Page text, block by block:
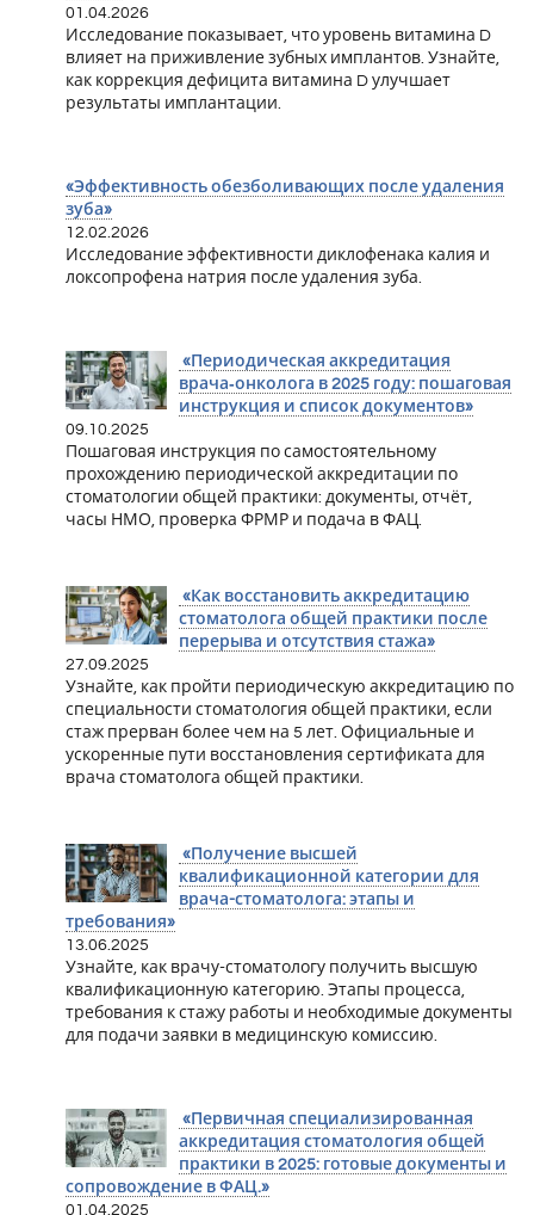
01.04.2026
Исследование показывает, что уровень витамина D
влияет на приживление зубных имплантов. Узнайте,
как коррекция дефицита витамина D улучшает
результаты имплантации.
«Эффективность обезболивающих после удаления
зуба»
12.02.2026
Исследование эффективности диклофенака калия и
локсопрофена натрия после удаления зуба.
«Периодическая аккредитация
врача‑онколога в 2025 году: пошаговая
инструкция и список документов»
09.10.2025
Пошаговая инструкция по самостоятельному
прохождению периодической аккредитации по
стоматологии общей практики: документы, отчёт,
часы НМО, проверка ФРМР и подача в ФАЦ.
«Как восстановить аккредитацию
стоматолога общей практики после
перерыва и отсутствия стажа»
27.09.2025
Узнайте, как пройти периодическую аккредитацию по
специальности стоматология общей практики, если
стаж прерван более чем на 5 лет. Официальные и
ускоренные пути восстановления сертификата для
врача стоматолога общей практики.
«Получение высшей
квалификационной категории для
врача-стоматолога: этапы и
требования»
13.06.2025
Узнайте, как врачу-стоматологу получить высшую
квалификационную категорию. Этапы процесса,
требования к стажу работы и необходимые документы
для подачи заявки в медицинскую комиссию.
«Первичная специализированная
аккредитация стоматология общей
практики в 2025: готовые документы и
сопровождение в ФАЦ.»
01.04.2025